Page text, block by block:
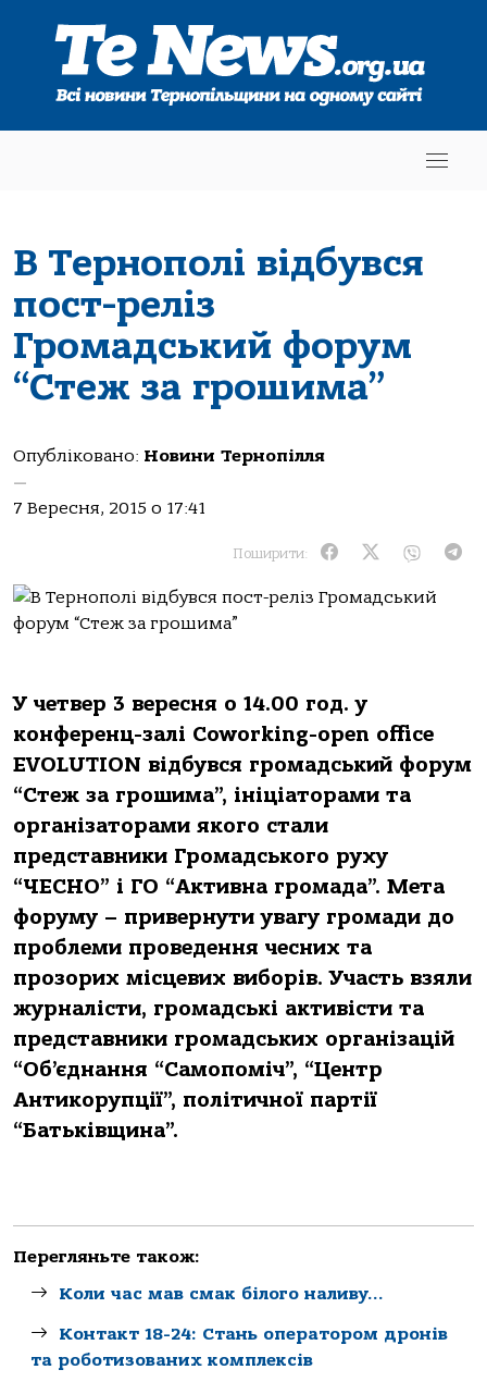
В Тернополі відбувся
пост-реліз
Громадський форум
“Стеж за грошима”
Опубліковано: Новини Тернопілля
—
7 Вересня, 2015 о 17:41
Поширити:
У четвер 3 вересня о 14.00 год. у
конференц-залі Coworking-open office
EVOLUTION відбувся громадський форум
“Стеж за грошима”, ініціаторами та
організаторами якого стали
представники Громадського руху
“ЧЕСНО” і ГО “Активна громада”. Мета
форуму – привернути увагу громади до
проблеми проведення чесних та
прозорих місцевих виборів. Участь взяли
журналісти, громадські активісти та
представники громадських організацій
“Об’єднання “Самопоміч”, “Центр
Антикорупції”, політичної партії
“Батьківщина”.
Перегляньте також:
Коли час мав смак білого наливу…
Контакт 18-24: Стань оператором дронів
та роботизованих комплексів